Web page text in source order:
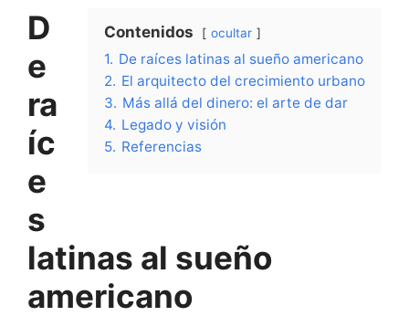
Contenidos ocultar
1. De raíces latinas al sueño americano
2. El arquitecto del crecimiento urbano
3. Más allá del dinero: el arte de dar
4. Legado y visión
5. Referencias
D
e
ra
íc
e
s
latinas al sueño
americano